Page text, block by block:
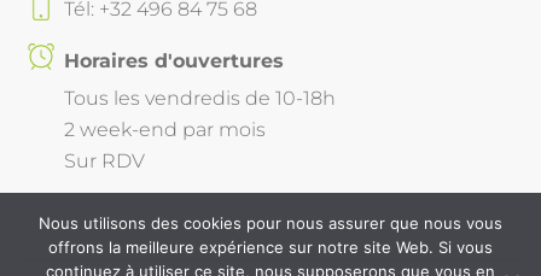
Tél: +32 496 84 75 68
Horaires d'ouvertures
Tous les vendredis de 10-18h
2 week-end par mois
Sur RDV
Nous utilisons des cookies pour nous assurer que nous vous
offrons la meilleure expérience sur notre site Web. Si vous
continuez à utiliser ce site, nous supposerons que vous en